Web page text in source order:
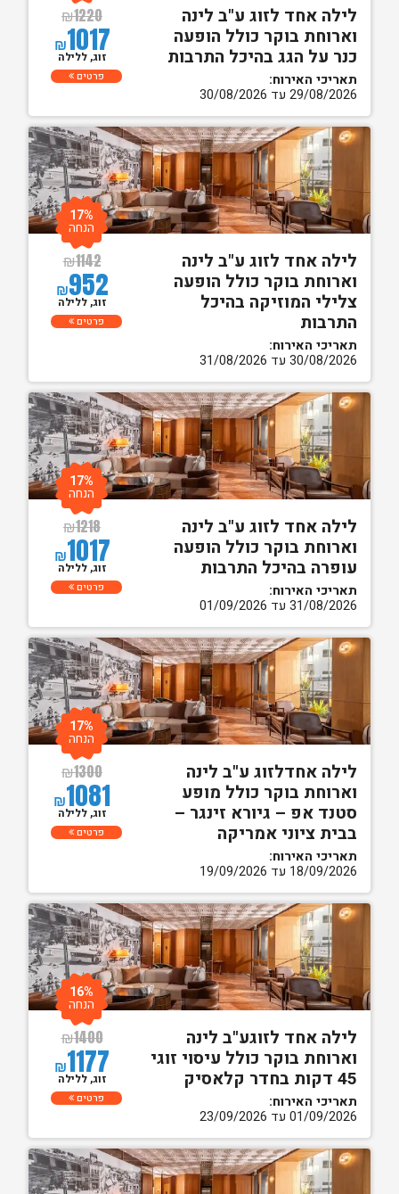
לילה אחד לזוג ע"ב לינה
וארוחת בוקר כולל הופעה
כנר על הגג בהיכל התרבות
תאריכי האירוח:
29/08/2026 עד 30/08/2026
₪1220
₪1017
זוג, ללילה
פרטים
לילה אחד לזוג ע"ב לינה
וארוחת בוקר כולל הופעה
צלילי המוזיקה בהיכל
התרבות
תאריכי האירוח:
30/08/2026 עד 31/08/2026
₪1142
₪952
17%
הנחה
זוג, ללילה
פרטים
לילה אחד לזוג ע"ב לינה
וארוחת בוקר כולל הופעה
עופרה בהיכל התרבות
תאריכי האירוח:
31/08/2026 עד 01/09/2026
₪1218
₪1017
17%
הנחה
זוג, ללילה
פרטים
לילה אחדלזוג ע"ב לינה
וארוחת בוקר כולל מופע
סטנד אפ – גיורא זינגר –
בבית ציוני אמריקה
תאריכי האירוח:
18/09/2026 עד 19/09/2026
₪1300
₪1081
17%
הנחה
זוג, ללילה
פרטים
לילה אחד לזוגע"ב לינה
וארוחת בוקר כולל עיסוי זוגי
45 דקות בחדר קלאסיק
תאריכי האירוח:
01/09/2026 עד 23/09/2026
₪1400
₪1177
16%
הנחה
זוג, ללילה
פרטים